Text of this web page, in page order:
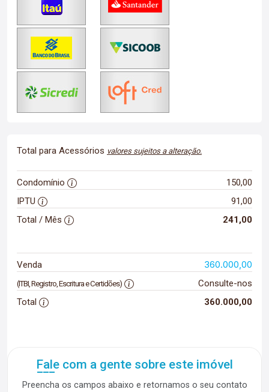
Total para Acessórios valores sujeitos a alteração.
Condomínio
150,00
IPTU
91,00
Total / Mês
241,00
Venda 360.000,00
(ITBI, Registro, Escritura e Certidões)
Consulte-nos
Total
360.000,00
Fale com a gente sobre este imóvel
Preencha os campos abaixo e retornamos o seu contato